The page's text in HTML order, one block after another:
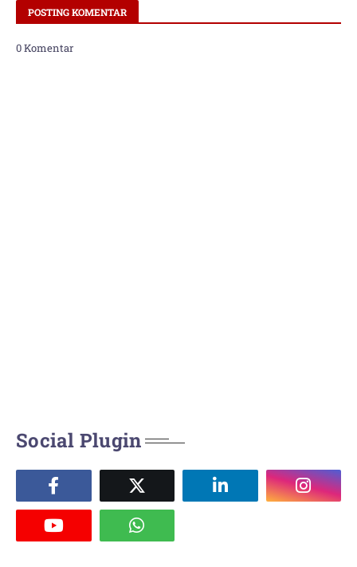
POSTING KOMENTAR
0 Komentar
Social Plugin